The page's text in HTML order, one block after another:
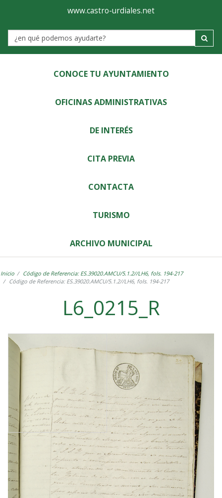
Ayuntamiento
de
Castro-
Urdiales
www.castro-urdiales.net
Label
CONOCE TU AYUNTAMIENTO
OFICINAS ADMINISTRATIVAS
DE INTERÉS
CITA PREVIA
CONTACTA
TURISMO
ARCHIVO MUNICIPAL
Inicio
Código de Referencia: ES.39020.AMCU/5.1.2//LH6, fols. 194-217
Código de Referencia: ES.39020.AMCU/5.1.2//LH6, fols. 194-217
L6_0215_R